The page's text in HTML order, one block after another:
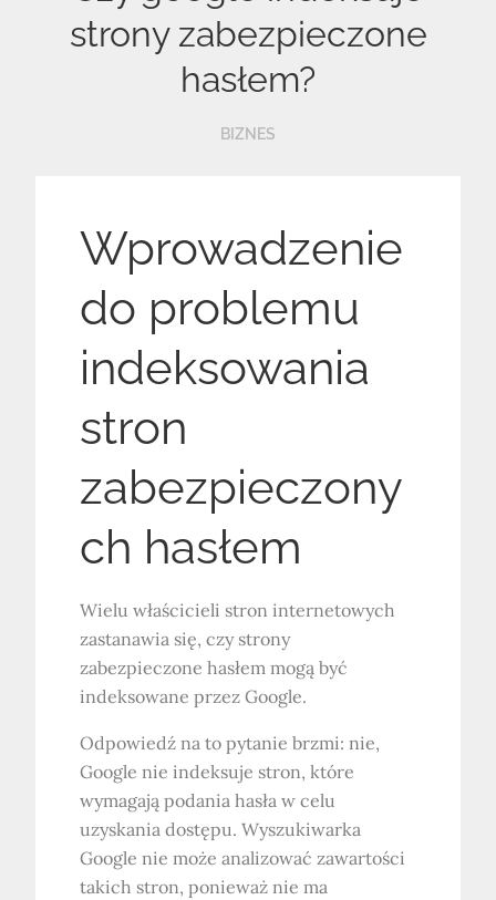
strony zabezpieczone
hasłem?
BIZNES
Wprowadzenie
do problemu
indeksowania
stron
zabezpieczony
ch hasłem
Wielu właścicieli stron internetowych
zastanawia się, czy strony
zabezpieczone hasłem mogą być
indeksowane przez Google.
Odpowiedź na to pytanie brzmi: nie,
Google nie indeksuje stron, które
wymagają podania hasła w celu
uzyskania dostępu. Wyszukiwarka
Google nie może analizować zawartości
takich stron, ponieważ nie ma